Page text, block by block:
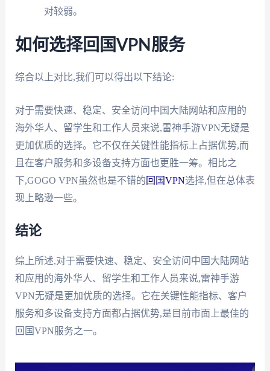
对较弱。
如何选择回国VPN服务
综合以上对比,我们可以得出以下结论:
对于需要快速、稳定、安全访问中国大陆网站和应用的
海外华人、留学生和工作人员来说,雷神手游VPN无疑是
更加优质的选择。它不仅在关键性能指标上占据优势,而
且在客户服务和多设备支持方面也更胜一筹。相比之
下,GOGO VPN虽然也是不错的回国VPN选择,但在总体表
现上略逊一些。
结论
综上所述,对于需要快速、稳定、安全访问中国大陆网站
和应用的海外华人、留学生和工作人员来说,雷神手游
VPN无疑是更加优质的选择。它在关键性能指标、客户
服务和多设备支持方面都占据优势,是目前市面上最佳的
回国VPN服务之一。